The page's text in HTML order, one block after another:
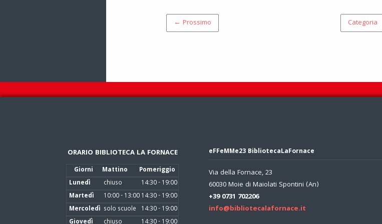
← Prossimo Categoria
ORARIO BIBLIOTECA LA FORNACE
Giorni Mattino
Pomeriggio
Lunedì
chiuso
14:30 - 19:00
Martedì
10:00 - 13:0014:30 - 19:00
Mercoledì solo scuole 14:30 - 19:00
eFFeMMe23 BibliotecaLaFornace
Via della Fornace, 23
60030 Moie di Maiolati Spontini (An)
+39 0731 702206
info@bibliotecalafornace.it